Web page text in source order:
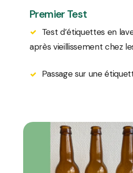
Premier Test
Test d’étiquettes en
après vieillissement chez
Passage sur une